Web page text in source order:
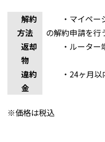
解約
方法
・マイペー
の解約申請を行
返却
物
・ルーター
違約
金
・24ヶ月以
※価格は税込